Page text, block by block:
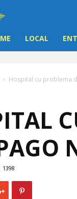
Dia
Noticia
di
Aruba
LOCAL
Hospital cu problema
1398